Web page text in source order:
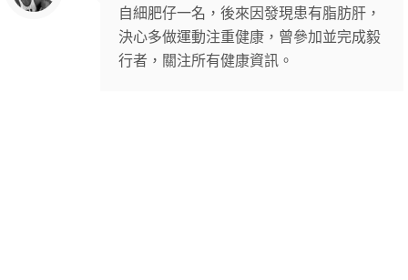
自細肥仔一名，後來因發現患有脂肪肝，
決心多做運動注重健康，曾參加並完成毅
行者，關注所有健康資訊。